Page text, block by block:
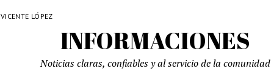
VICENTE LÓPEZ
INFORMACIONES
Noticias claras, confiables y al servicio de la comunidad